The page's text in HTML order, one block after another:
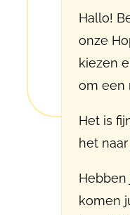
Hallo!
onze
kiezen
om een
Het is
het
komen